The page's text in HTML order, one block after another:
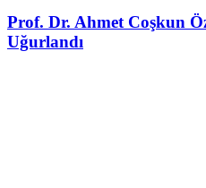
Prof. Dr. Ahmet Coşkun
Uğurlandı